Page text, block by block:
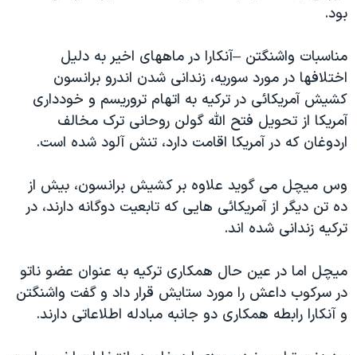
بود.
مناسبات واشنگتن –آنکارا در ماههای اخیر به دلیل
اختلافها در مورد سوریه، زندانی شدن اندرو برانسون
کشیش آمریکائی در ترکیه به اتهام تروریسم و خودداری
آمریکا از تحویل فتح الله گولن روحانی ترک مخالف
اردوغان که در آمریکا اقامت دارد، تنش آلود شده است.
وس میچل می گوید علاوه بر کشیش برانسون، بیش از
ده تن دیگر از آمریکائی هایی که تابعیت دوگانه دارند، در
ترکیه زندانی شده اند.
میچل اما در عین حال همکاری ترکیه به عنوان عضو ناتو
در سرکوب داعش را مورد ستایش قرار داد و گفت واشنگتن
و آنکارا رابطه همکاری دو جانبه مبادله اطلاعاتی دارند.